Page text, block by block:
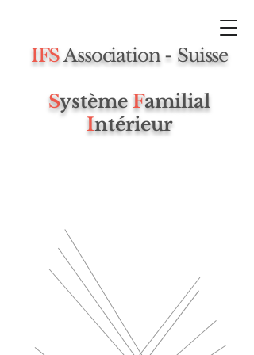
IFSAssociation - Suisse
Système Familial
Intérieur